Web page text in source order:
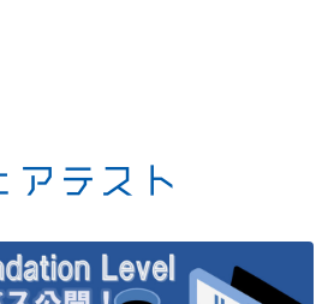
アテスト